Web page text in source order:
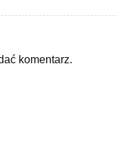
komentarz.